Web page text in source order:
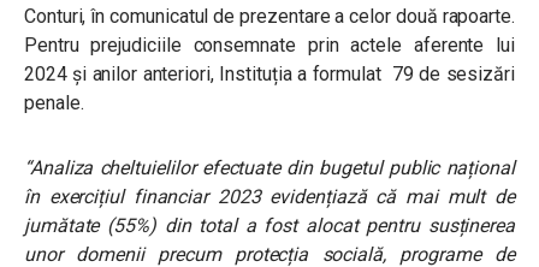
Conturi, în comunicatul de prezentare a celor două rapoarte.
Pentru prejudiciile consemnate prin actele aferente lui
2024 și anilor anteriori, Instituția a formulat 79 de sesizări
penale.
“Analiza cheltuielilor efectuate din bugetul public național
în exercițiul financiar 2023 evidențiază că mai mult de
jumătate (55%) din total a fost alocat pentru susținerea
unor domenii precum protecția socială, programe de